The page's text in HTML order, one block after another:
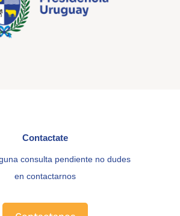
Contactate
consulta pendiente no dudes
en contactarnos